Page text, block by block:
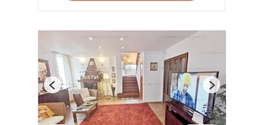
Previous Next